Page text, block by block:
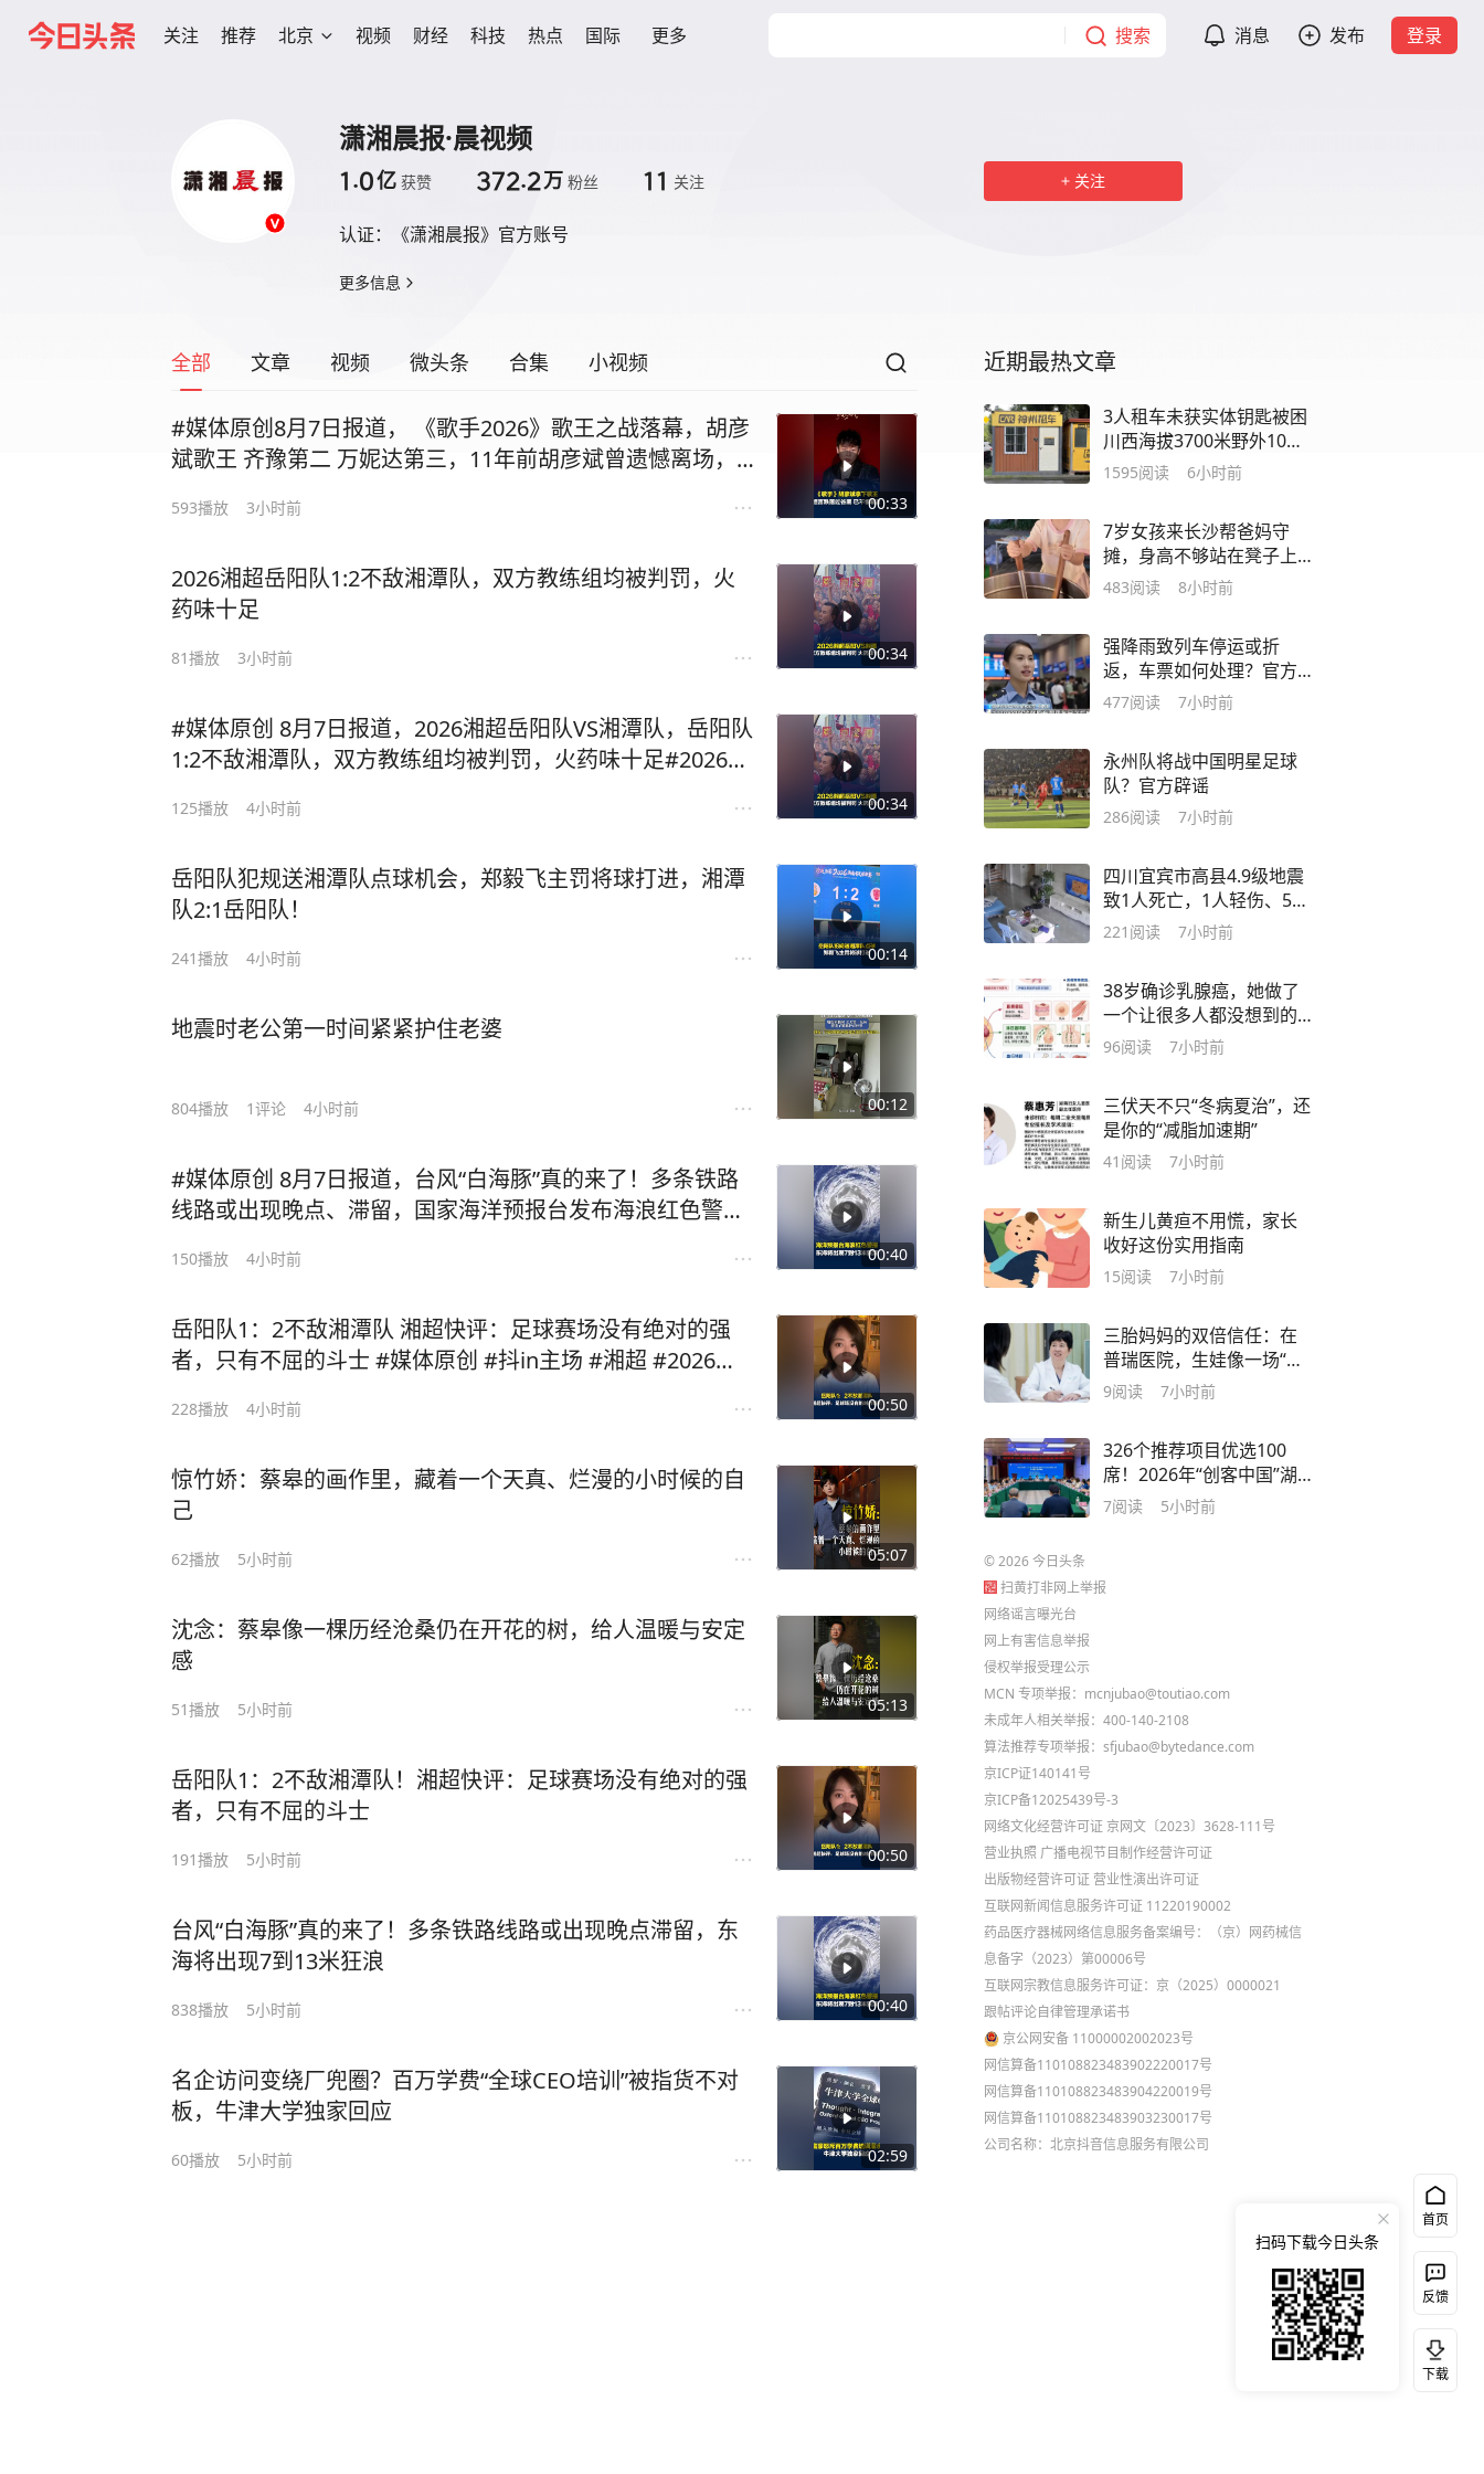
关注 推荐 北京 视频 财经 科技 热点 国际 更多 搜索 消息 发布 登录
潇湘晨报·晨视频
1.0亿 获赞 372.2万 粉丝 11 关注
认证： 《潇湘晨报》官方账号
更多信息
关注
全部 文章 视频 微头条 合集 小视频
00:33
#媒体原创8月7日报道， 《歌手2026》歌王之战落幕，胡彦
斌歌王 齐豫第二 万妮达第三，11年前胡彦斌曾遗憾离场，
593播放 3小时前
00:34
2026湘超岳阳队1:2不敌湘潭队，双方教练组均被判罚，火
药味十足
81播放 3小时前
00:34
#媒体原创 8月7日报道，2026湘超岳阳队VS湘潭队，岳阳队
1:2不敌湘潭队，双方教练组均被判罚，火药味十足#2026湘
125播放 4小时前
00:14
岳阳队犯规送湘潭队点球机会，郑毅飞主罚将球打进，湘潭
队2:1岳阳队！
241播放 4小时前
00:12
地震时老公第一时间紧紧护住老婆
804播放 1评论 4小时前
00:40
#媒体原创 8月7日报道，台风“白海豚”真的来了！多条铁路
线路或出现晚点、滞留，国家海洋预报台发布海浪红色警
150播放 4小时前
00:50
岳阳队1：2不敌湘潭队 湘超快评：足球赛场没有绝对的强
者，只有不屈的斗士 #媒体原创 #抖in主场 #湘超 #2026湘
228播放 4小时前
05:07
惊竹娇：蔡皋的画作里，藏着一个天真、烂漫的小时候的自
己
62播放 5小时前
05:13
沈念：蔡皋像一棵历经沧桑仍在开花的树，给人温暖与安定
感
51播放 5小时前
00:50
岳阳队1：2不敌湘潭队！湘超快评：足球赛场没有绝对的强
者，只有不屈的斗士
191播放 5小时前
00:40
台风“白海豚”真的来了！多条铁路线路或出现晚点滞留，东
海将出现7到13米狂浪
838播放 5小时前
02:59
名企访问变绕厂兜圈？百万学费“全球CEO培训”被指货不对
板，牛津大学独家回应
60播放 5小时前
近期最热文章
3人租车未获实体钥匙被困
川西海拔3700米野外10余
小时，门店回应：事发地
门店不再介入
1595阅读 6小时前
7岁女孩来长沙帮爸妈守
摊，身高不够站在凳子上
招待客人：觉得爸爸妈妈
483阅读 8小时前
强降雨致列车停运或折
返，车票如何处理？官方
回应：若跟随列车返回始
则退还未乘区间票款差额
477阅读 7小时前
永州队将战中国明星足球
队？官方辟谣
286阅读 7小时前
四川宜宾市高县4.9级地震
致1人死亡，1人轻伤、5人
轻微伤
221 阅读 7小时前
38岁确诊乳腺癌，她做了
一个让很多人都没想到的
选择
96阅读 7小时前
三伏天不只“冬病夏治”，还
是你的“减脂加速期”
41 阅读 7小时前
新生儿黄疸不用慌，家长
收好这份实用指南
15阅读 7小时前
三胎妈妈的双倍信任：在
普瑞医院，生娃像一场“度
假”
9阅读 7小时前
326个推荐项目优选100
席！2026年“创客中国”湖
南100强名单出炉
7阅读 5小时前
©2026今日头条
扫黄打非网上举报
网络谣言曝光台
网上有害信息举报
侵权举报受理公示
MCN 专项举报：mcnjubao@toutiao.com
未成年人相关举报：400-140-2108
算法推荐专项举报：sfjubao@bytedance.com
京ICP证140141号
京ICP备12025439号-3
网络文化经营许可证 京网文〔2023〕3628-111号
营业执照 广播电视节目制作经营许可证
出版物经营许可证 营业性演出许可证
互联网新闻信息服务许可证 11220190002
药品医疗器械网络信息服务备案编号：（京）网药械信
息备字（2023）第00006号
互联网宗教信息服务许可证：京（2025）0000021
跟帖评论自律管理承诺书
京公网安备 11000002002023号
网信算备110108823483902220017号
网信算备110108823483904220019号
网信算备110108823483903230017号
公司名称：北京抖音信息服务有限公司
首页
反馈
下载
扫码下载今日头条